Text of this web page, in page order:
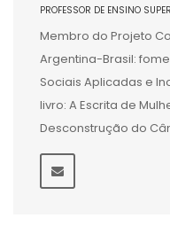
PROFESSOR DE ENSINO
Membro do Projeto
Argentina-Brasil:
Sociais Aplicadas e
livro: A Escrita de
Desconstrução do